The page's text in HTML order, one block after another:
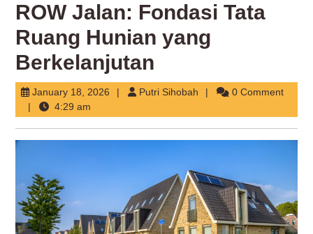
ROW Jalan: Fondasi Tata
Ruang Hunian yang
Berkelanjutan
January 18, 2026 January
2026
Putri Sihobah Putri
0 Comment
4:29 am